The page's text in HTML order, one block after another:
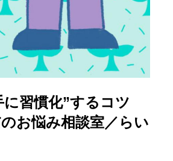
に習慣化”するコツ
お悩み相談室／らい